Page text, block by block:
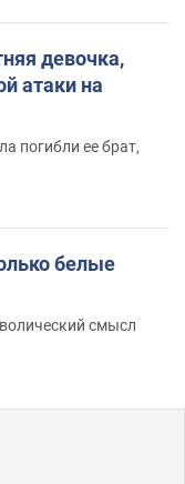
девочка,
атаки на
погибли ее брат,
белые
смысл